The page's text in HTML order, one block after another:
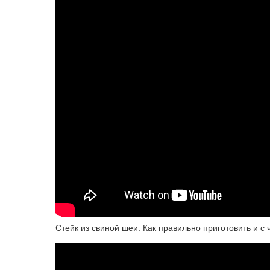
Стейк из свиной шеи. Как правильно приготовить и с